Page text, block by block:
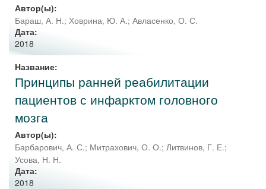
Автор(ы):
Бараш, А. Н.; Ховрина, Ю. А.; Авласенко, О. С.
Дата:
2018
Название:
Принципы ранней реабилитации
пациентов с инфарктом головного
мозга
Автор(ы):
Барбарович, А. С.; Митрахович, О. О.; Литвинов, Г. Е.;
Усова, Н. Н.
Дата:
2018